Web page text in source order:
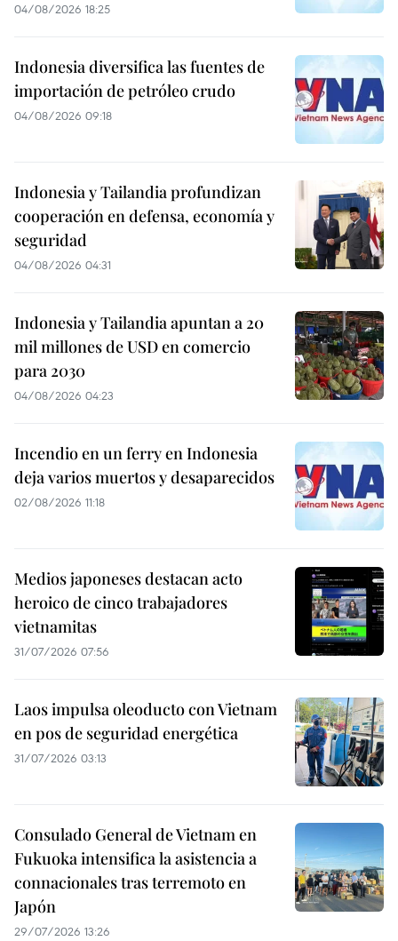
04/08/2026 18:25
Indonesia diversifica las fuentes de
importación de petróleo crudo
04/08/2026 09:18
Indonesia y Tailandia profundizan
cooperación en defensa, economía y
seguridad
04/08/2026 04:31
Indonesia y Tailandia apuntan a 20
mil millones de USD en comercio
para 2030
04/08/2026 04:23
Incendio en un ferry en Indonesia
deja varios muertos y desaparecidos
02/08/2026 11:18
Medios japoneses destacan acto
heroico de cinco trabajadores
vietnamitas
31/07/2026 07:56
Laos impulsa oleoducto con Vietnam
en pos de seguridad energética
31/07/2026 03:13
Consulado General de Vietnam en
Fukuoka intensifica la asistencia a
connacionales tras terremoto en
Japón
29/07/2026 13:26